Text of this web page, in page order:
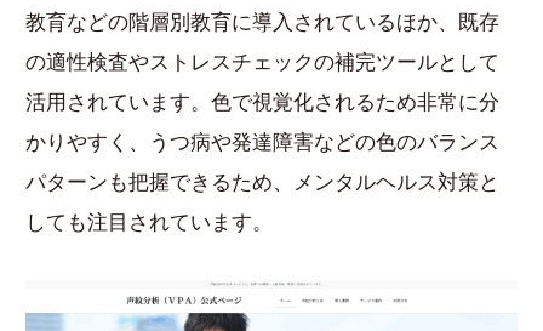
教育などの階層別教育に導入されているほか、既存
の適性検査やストレスチェックの補完ツールとして
活用されています。色で視覚化されるため非常に分
かりやすく、うつ病や発達障害などの色のバランス
パターンも把握できるため、メンタルヘルス対策と
しても注目されています。